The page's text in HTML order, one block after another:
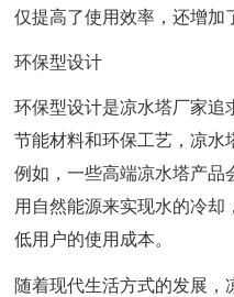
仅提高了使用效率，还增加
环保型设计
环保型设计是凉水塔厂家追
节能材料和环保工艺，凉水
例如，一些高端凉水塔产品
用自然能源来实现水的冷却
低用户的使用成本。
随着现代生活方式的发展，